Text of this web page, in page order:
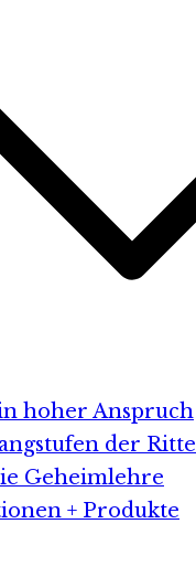
hoher Anspruch
der
Geheimlehre
+ Produkte